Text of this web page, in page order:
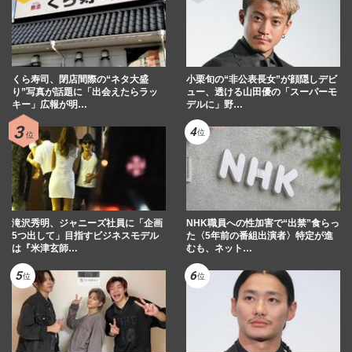
くら寿司、閉店間際の“ネタ大盛
り”写真が話題に「出会えたらラッ
キー」広報が明…
小栗旬の“非公表長女”が顔隠しデビ
ュー、透ける山田優の「スーパーモ
デルに」野…
滝沢秀明、ジャニーズ社員に「企画
5つ出して」目指すビジネスモデル
は『米津玄師…
NHK職員への性加害で“出禁”食らっ
た〈5年前の番組出演者〉特定が進
むも、ネット…